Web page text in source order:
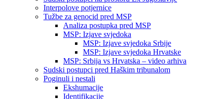
Interpolove potjernice
Tužbe za genocid pred MSP
Analiza postupka pred MSP
MSP: Izjave svjedoka
MSP: Izjave svjedoka Srbije
MSP: Izjave svjedoka Hrvatske
MSP: Srbija vs Hrvatska – video arhiva
Sudski postupci pred Haškim tribunalom
Poginuli i nestali
Ekshumacije
Identifikacije